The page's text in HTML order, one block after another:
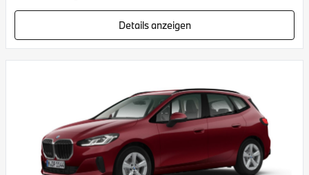
Details anzeigen